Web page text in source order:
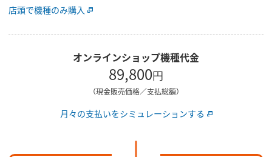
店頭で機種のみ購入
オンラインショップ機種代金
89,800円
（現金販売価格／支払総額）
月々の支払いをシミュレーションする